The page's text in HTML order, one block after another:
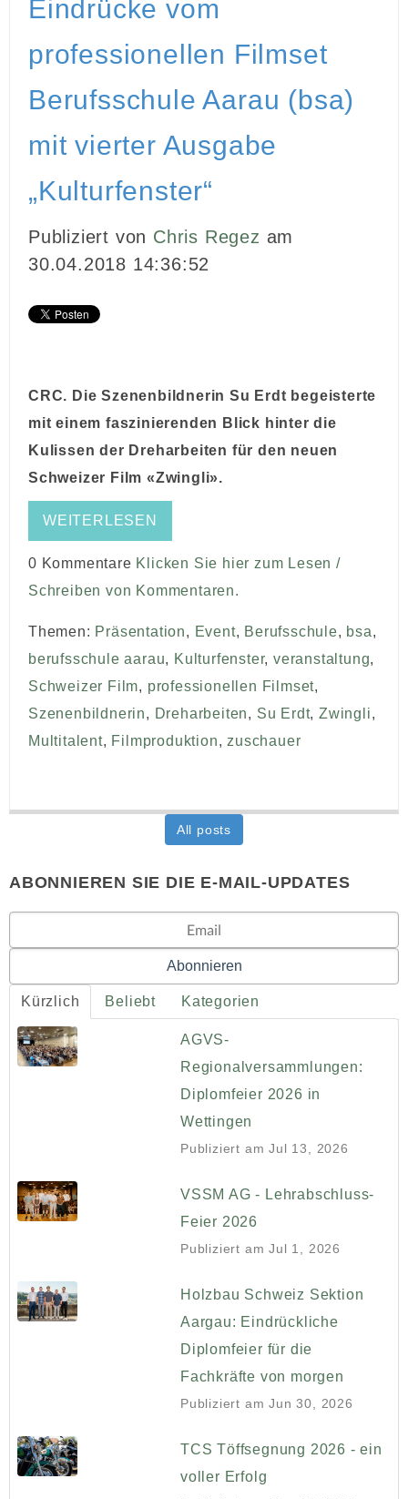
GHOSTWRITING
EVENTS
VIDEOPRODUKTION
Eindrücke vom
professionellen Filmset
Berufsschule Aarau (bsa)
mit vierter Ausgabe
„Kulturfenster“
Publiziert von Chris Regez am
30.04.2018 14:36:52
CRC. Die Szenenbildnerin Su Erdt begeisterte
mit einem faszinierenden Blick hinter die
Kulissen der Dreharbeiten für den neuen
Schweizer Film «Zwingli».
WEITERLESEN
0 Kommentare Klicken Sie hier zum Lesen /
Schreiben von Kommentaren.
Themen: Präsentation, Event, Berufsschule, bsa,
berufsschule aarau, Kulturfenster,veranstaltung,
Schweizer Film, professionellen Filmset,
Szenenbildnerin, Dreharbeiten, Su Erdt,Zwingli,
Multitalent, Filmproduktion, zuschauer
All posts
ABONNIEREN SIE DIE E-MAIL-UPDATES
Kürzlich Beliebt Kategorien
AGVS-
Regionalversammlungen:
Diplomfeier 2026 in
Wettingen
Publiziert am Jul 13, 2026
VSSM AG - Lehrabschluss-
Feier 2026
Publiziert am Jul 1, 2026
Holzbau Schweiz Sektion
Aargau: Eindrückliche
Diplomfeier für die
Fachkräfte von morgen
Publiziert am Jun 30, 2026
TCS Töffsegnung 2026 - ein
voller Erfolg